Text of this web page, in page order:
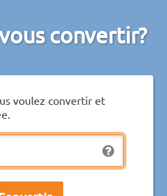
convertir?
voulez convertir et